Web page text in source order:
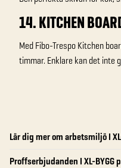
Lär dig mer om arbetsmiljö I
Proffserbjudanden I XL-
14. KITCHEN
Med Fibo-Trespo Kitchen
timmar. Enklare kan det inte